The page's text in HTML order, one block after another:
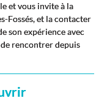
et vous invite à la
Fossés, et la contacter
son expérience avec
de rencontrer depuis